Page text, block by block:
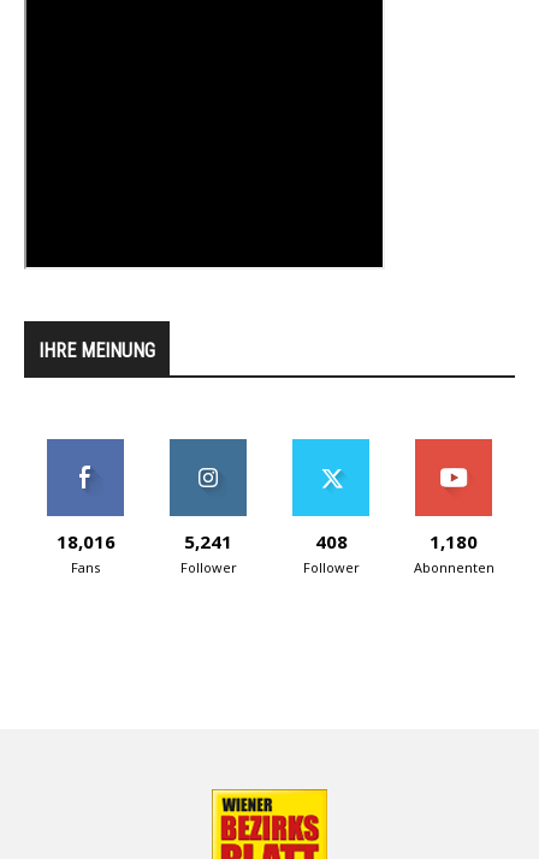
IHRE MEINUNG
18,016
Fans
5,241
Follower
408
Follower
1,180
Abonnenten